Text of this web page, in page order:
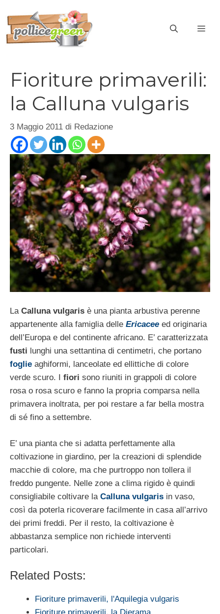
contenuto
Fioriture primaverili:
la Calluna vulgaris
3 Maggio 2011 di Redazione
La Calluna vulgaris è una pianta arbustiva perenne
appartenente alla famiglia delle Ericacee ed originaria
dell’Europa e del continente africano. E’ caratterizzata
fusti lunghi una settantina di centimetri, che portano
foglie aghiformi, lanceolate ed ellittiche di colore
verde scuro. I fiori sono riuniti in grappoli di colore
rosa o rosa scuro e fanno la propria comparsa nella
primavera inoltrata, per poi restare a far bella mostra
di sé fino a settembre.
E’ una pianta che si adatta perfettamente alla
coltivazione in giardino, per la creazioni di splendide
macchie di colore, ma che purtroppo non tollera il
freddo pungente. Nelle zone a clima rigido è quindi
consigliabile coltivare la Calluna vulgaris in vaso,
così da poterla ricoverare facilmente in casa all’arrivo
dei primi freddi. Per il resto, la coltivazione è
abbastanza semplice non richiede interventi
particolari.
Related Posts:
Fioriture primaverili, l'Aquilegia vulgaris